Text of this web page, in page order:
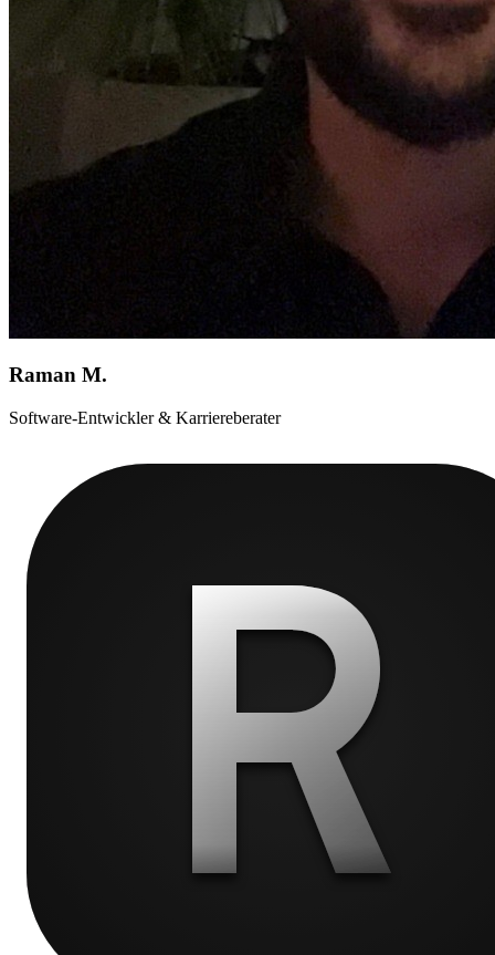
Raman M.
Software-Entwickler & Karriereberater